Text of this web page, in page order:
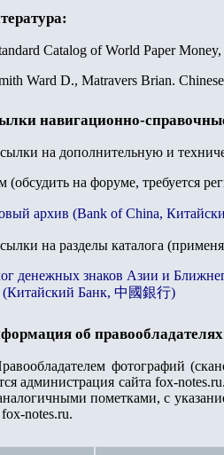
Catalog of World Paper
Ward D., Matravers Brian.
навигационно-
на дополнительную и
(обсудить на форуме, требуется
архив (Bank of China,
на разделы каталога
денежных знаков Азии и
(Китайский Банк, 中國銀行)
об
фотографий
администрация сайта fox-
пометками, с
fox-notes.ru.